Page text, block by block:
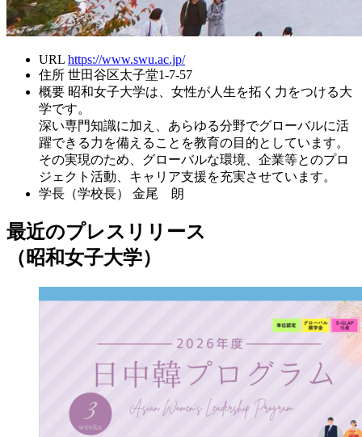
URL https://www.swu.ac.jp/
住所 世田谷区太子堂1-7-57
概要 昭和女子大学は、女性が人生を拓く力をつける大
学です。
深い専門知識に加え、あらゆる分野でグローバルに活
躍できる力を備えることを教育の目的としています。
その実現のため、グローバルな環境、企業等とのプロ
ジェクト活動、キャリア支援を充実させています。
学長（学校長）
金尾 朗
最近のプレスリリース
（昭和女子大学）